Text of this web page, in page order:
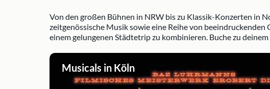
Von den großen Bühnen in NRW bis zu Klassik-Konzerten in
zeitgenössische Musik sowie eine Reihe von
einem gelungenen Städtetrip zu kombinieren. Buche zu
Musicals in Köln